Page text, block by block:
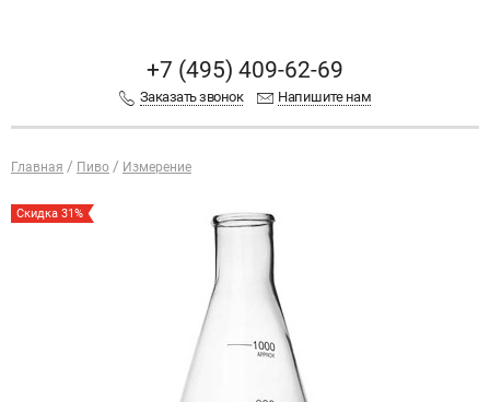
+7 (495) 409-62-69
Заказать звонок Напишите нам
Главная Пиво Измерение
Скидка 31%